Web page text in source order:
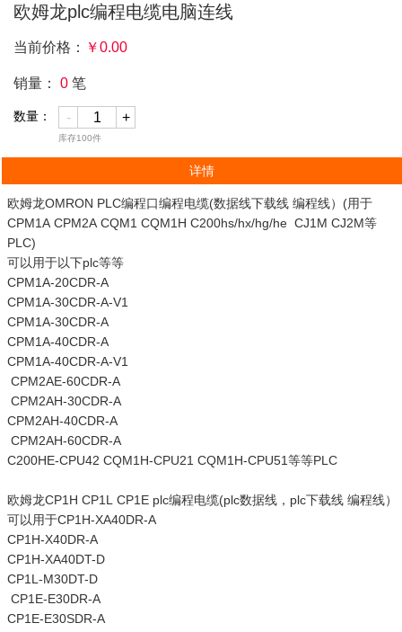
欧姆龙plc编程电缆电脑连线
当前价格： ￥0.00
销量： 0 笔
数量： - +
库存100件
详情
欧姆龙OMRON PLC编程口编程电缆(数据线下载线 编程线）(用于
CPM1A CPM2A CQM1 CQM1H C200hs/hx/hg/he CJ1M CJ2M等
PLC)
可以用于以下plc等等
CPM1A-20CDR-A
CPM1A-30CDR-A-V1
CPM1A-30CDR-A
CPM1A-40CDR-A
CPM1A-40CDR-A-V1
CPM2AE-60CDR-A
CPM2AH-30CDR-A
CPM2AH-40CDR-A
CPM2AH-60CDR-A
C200HE-CPU42 CQM1H-CPU21 CQM1H-CPU51等等PLC
欧姆龙CP1H CP1L CP1E plc编程电缆(plc数据线，plc下载线 编程线）
可以用于CP1H-XA40DR-A
CP1H-X40DR-A
CP1H-XA40DT-D
CP1L-M30DT-D
CP1E-E30DR-A
CP1E-E30SDR-A